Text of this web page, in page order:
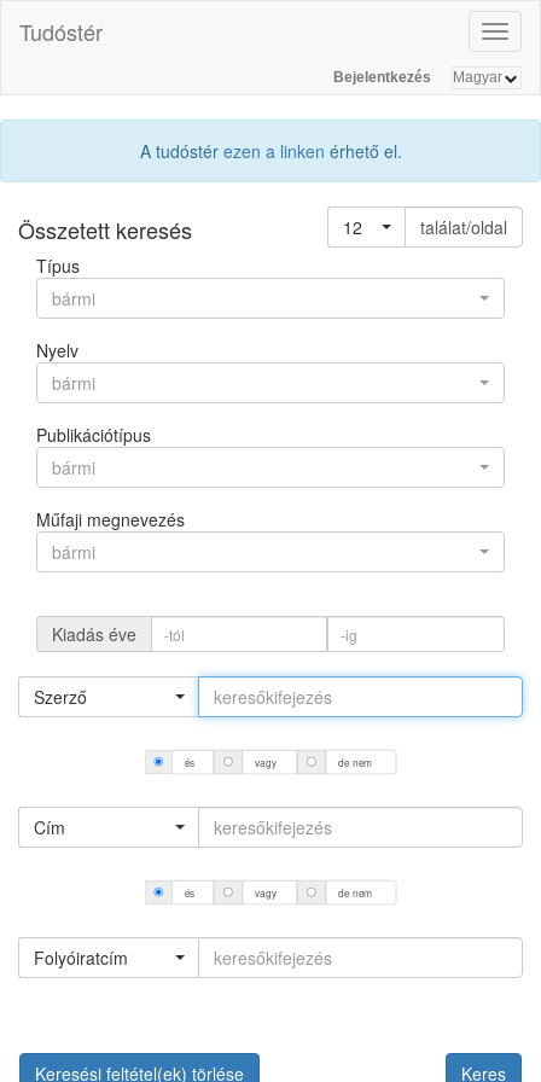
Tudóstér
Bejelentkezés
A tudóstér ezen a linken érhető el.
Összetett keresés 12
találat/oldal
Típus
bármi
Nyelv
bármi
Publikációtípus
bármi
Műfaji megnevezés
bármi
Kiadás éve
Szerző
és vagy de nem
Cím
és vagy de nem
Folyóiratcím
Keresési feltétel(ek) törlése